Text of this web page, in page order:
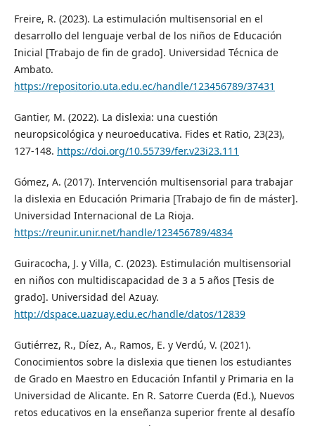
Freire, R. (2023). La estimulación multisensorial en el
desarrollo del lenguaje verbal de los niños de Educación
Inicial [Trabajo de fin de grado]. Universidad Técnica de
Ambato.
https://repositorio.uta.edu.ec/handle/123456789/37431
Gantier, M. (2022). La dislexia: una cuestión
neuropsicológica y neuroeducativa. Fides et Ratio, 23(23),
127-148. https://doi.org/10.55739/fer.v23i23.111
Gómez, A. (2017). Intervención multisensorial para trabajar
la dislexia en Educación Primaria [Trabajo de fin de máster].
Universidad Internacional de La Rioja.
https://reunir.unir.net/handle/123456789/4834
Guiracocha, J. y Villa, C. (2023). Estimulación multisensorial
en niños con multidiscapacidad de 3 a 5 años [Tesis de
grado]. Universidad del Azuay.
http://dspace.uazuay.edu.ec/handle/datos/12839
Gutiérrez, R., Díez, A., Ramos, E. y Verdú, V. (2021).
Conocimientos sobre la dislexia que tienen los estudiantes
de Grado en Maestro en Educación Infantil y Primaria en la
Universidad de Alicante. En R. Satorre Cuerda (Ed.), Nuevos
retos educativos en la enseñanza superior frente al desafío